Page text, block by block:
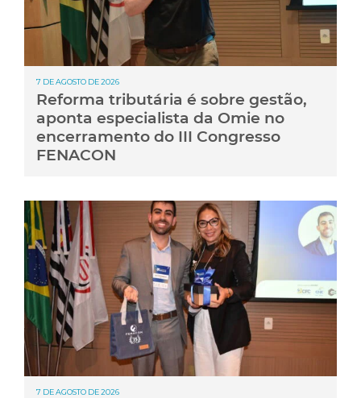
7 DE AGOSTO DE 2026
Reforma tributária é sobre gestão,
aponta especialista da Omie no
encerramento do III Congresso
FENACON
7 DE AGOSTO DE 2026